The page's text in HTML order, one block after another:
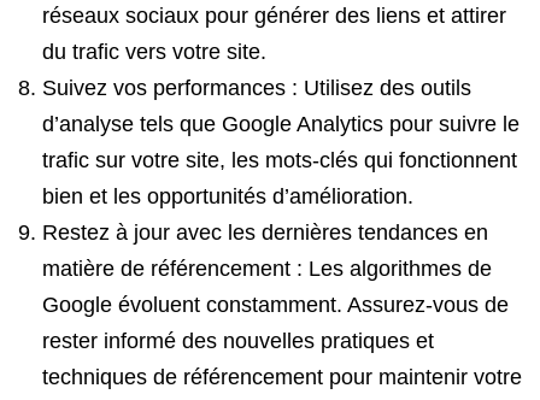
réseaux sociaux pour générer des liens et attirer
du trafic vers votre site.
Suivez vos performances : Utilisez des outils
d’analyse tels que Google Analytics pour suivre le
trafic sur votre site, les mots-clés qui fonctionnent
bien et les opportunités d’amélioration.
Restez à jour avec les dernières tendances en
matière de référencement : Les algorithmes de
Google évoluent constamment. Assurez-vous de
rester informé des nouvelles pratiques et
techniques de référencement pour maintenir votre